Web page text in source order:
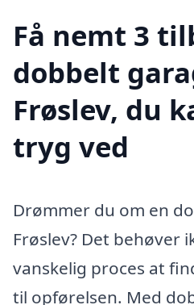
Få nemt 3
dobbelt
Frøslev, du
tryg ved
Drømmer du om en
Frøslev? Det behøver
vanskelig proces at
til opførelsen. Med